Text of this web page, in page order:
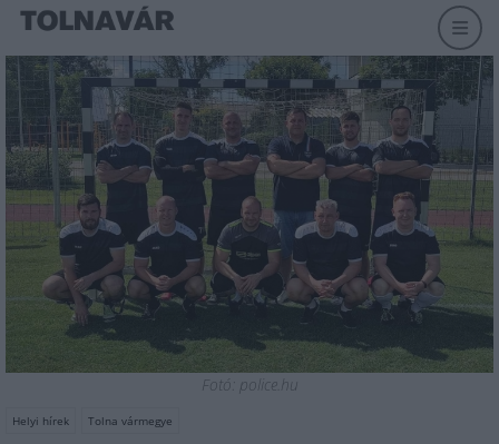
Fotó: police.hu
Helyi hírek Tolna vármegye